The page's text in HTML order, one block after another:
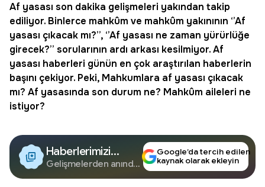
Af yasası son dakika gelişmeleri yakından takip
ediliyor. Binlerce mahkûm ve mahkûm yakınının ‘’Af
yasası çıkacak mı?’’, ‘’Af yasası ne zaman yürürlüğe
girecek?’’ sorularının ardı arkası kesilmiyor. Af
yasası haberleri günün en çok araştırılan haberlerin
başını çekiyor. Peki, Mahkumlara af yasası çıkacak
mı? Af yasasında son durum ne? Mahkûm aileleri ne
istiyor?
Haberlerimizi
Google'da Takip
Edin
Gelişmelerden anında
Google’da tercih edilen
kaynak olarak ekleyin